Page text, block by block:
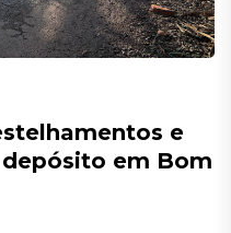
e
em Bom